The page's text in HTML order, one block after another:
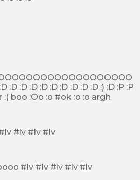
#lv ;) ioo grr :( boo :Oo :o #ok :o :o argh
bellissimo #lv #lv #lv #lv
che carinooooo #lv #lv #lv #lv #lv